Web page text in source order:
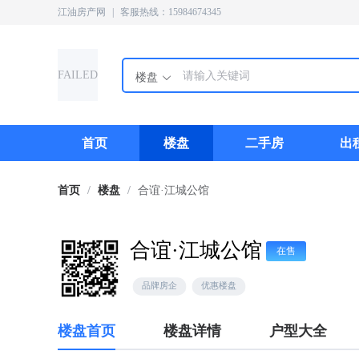
江油房产网 客服热线：15984674345
FAILED 楼盘
首页 楼盘 二手房 出
首页 / 楼盘 / 合谊·江城公馆
合谊·江城公馆 在售
品牌房企 优惠楼盘
楼盘首页 楼盘详情 户型大全